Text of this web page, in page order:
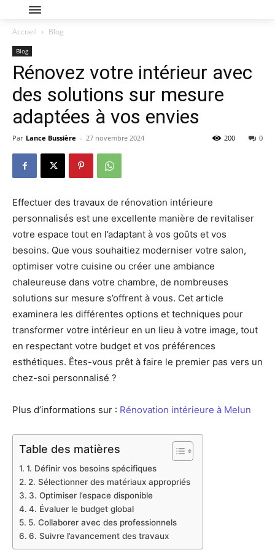
Accueil Blog
Blog
Rénovez votre intérieur avec
des solutions sur mesure
adaptées à vos envies
Par Lance Bussière - 27 novembre 2024 0
200
Effectuer des travaux de rénovation intérieure
personnalisés est une excellente manière de revitaliser
votre espace tout en l’adaptant à vos goûts et vos
besoins. Que vous souhaitiez moderniser votre salon,
optimiser votre cuisine ou créer une ambiance
chaleureuse dans votre chambre, de nombreuses
solutions sur mesure s’offrent à vous. Cet article
examinera les différentes options et techniques pour
transformer votre intérieur en un lieu à votre image, tout
en respectant votre budget et vos préférences
esthétiques. Êtes-vous prêt à faire le premier pas vers un
chez-soi personnalisé ?
Plus d’informations sur : Rénovation intérieure à Melun
Table des matières
1. Définir vos besoins spécifiques
2. Sélectionner des matériaux appropriés
3. Optimiser l’espace disponible
4. Évaluer le budget global
5. Collaborer avec des professionnels
6. Suivre l’avancement des travaux